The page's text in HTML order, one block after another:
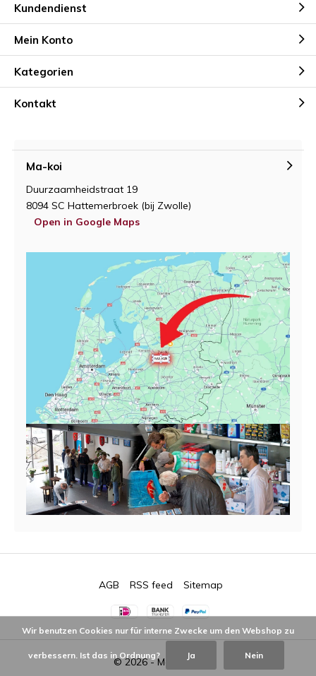
Kundendienst
Mein Konto
Kategorien
Kontakt
Ma-koi
Duurzaamheidstraat 19
8094 SC Hattemerbroek (bij Zwolle)
Open in Google Maps
© 2026 -Ma-koi
AGB RSS feed Sitemap
Wir benutzen Cookies nur für interne Zwecke um den Webshop zu
verbessern. Ist das in Ordnung? Ja Nein